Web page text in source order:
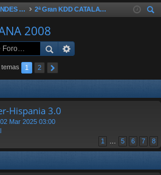
nti ist
ARCHIVO GRANDES KDD´s Y OTROS EVENTOS
2ª Gran KDD CATALANA 2008
2008
temas 1 2
Hispania 3.0
02 Mar 2025 03:00
1 5 6 7 8